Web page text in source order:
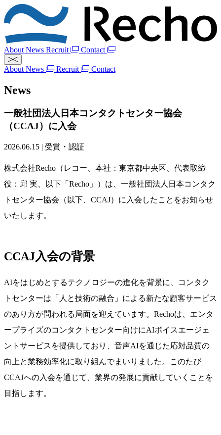
About News Recruit Contact
About News Recruit Contact
News
一般社団法人日本コンタクトセンター協会
（CCAJ）に入会
2026.06.15 | 受賞・認証
株式会社Recho（レコー、本社：東京都中央区、代表取締
役：邱 実、以下「Recho」）は、一般社団法人日本コンタク
トセンター協会（以下、CCAJ）に入会したことをお知らせ
いたします。
CCAJ入会の背景
AIをはじめとするテクノロジーの進化を背景に、コンタク
トセンターは「人と技術の融合」による新たな顧客サービス
のあり方が問われる局面を迎えています。Rechoは、エンタ
ープライズのコンタクトセンター向けにAIボイスエージェ
ントサービスを提供しており、音声AIを通じた応対品質の
向上と業務効率化に取り組んでまいりました。このたび
CCAJへの入会を通じて、業界の発展に貢献していくことを
目指します。